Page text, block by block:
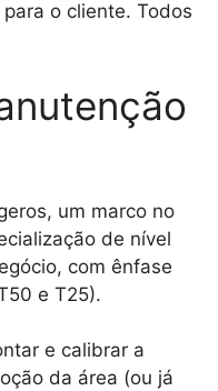
o cliente. Todos
um marco no
de nível
com ênfase
e T25).
e calibrar a
da área (ou já